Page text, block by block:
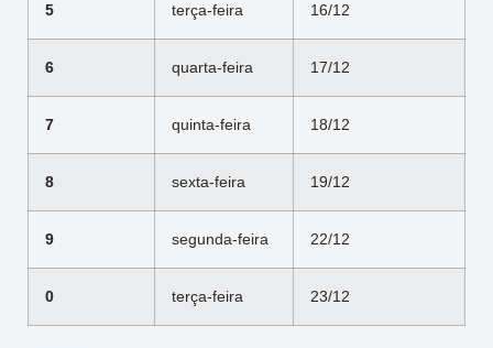
5 terça-feira 16/12
6 quarta-feira 17/12
7 quinta-feira 18/12
8 sexta-feira 19/12
9 segunda-feira 22/12
0 terça-feira 23/12